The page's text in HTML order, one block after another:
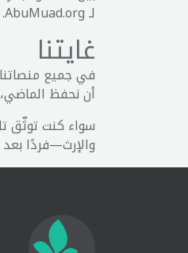
لـ AbuMuad.org.
غايتنا
في جميع
أن نحفظ
سواء كنت توثّق
والإرث—فردًا